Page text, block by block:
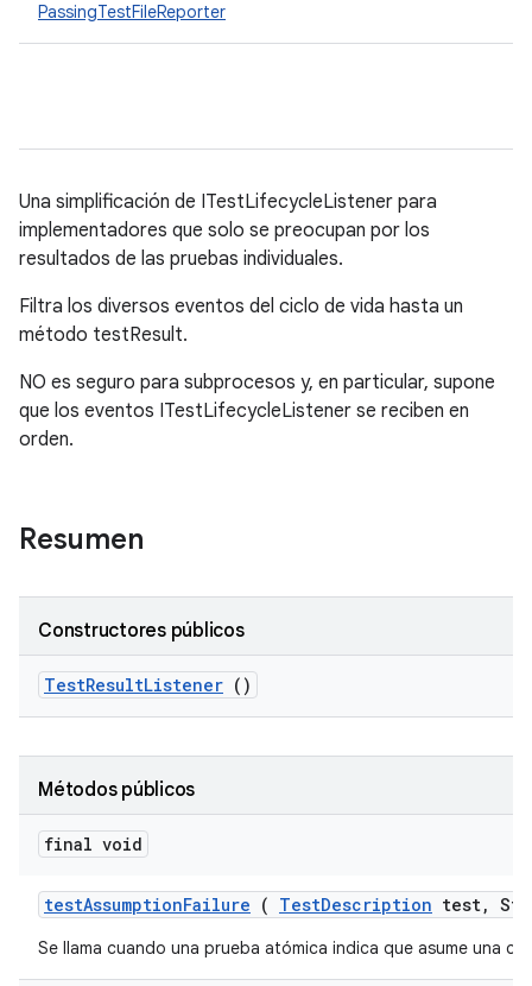
PassingTestFileReporter
Una simplificación de ITestLifecycleListener para
implementadores que solo se preocupan por los
resultados de las pruebas individuales.
Filtra los diversos eventos del ciclo de vida hasta un
método testResult.
NO es seguro para subprocesos y, en particular, supone
que los eventos ITestLifecycleListener se reciben en
orden.
Resumen
Constructores públicos
TestResultListener ()
Métodos públicos
final void
testAssumptionFailure ( TestDescription test,
Se llama cuando una prueba atómica indica que asume una